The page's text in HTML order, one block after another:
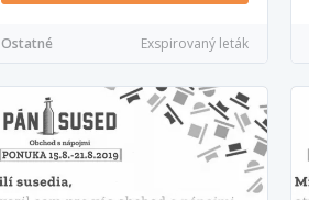
Ostatné Exspirovaný leták